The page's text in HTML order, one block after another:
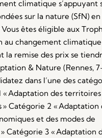
climatique s’appuyant
sur la nature (SfN)
êtes éligible aux
au changement
la remise des prix se
& Nature (Rennes,
dans l’une des
« Adaptation des
» Catégorie 2 « Adaptation
et des modes de
Catégorie 3 « Adaptation